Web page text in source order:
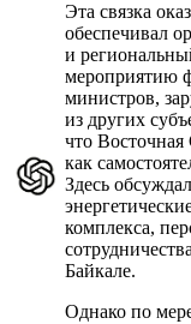
Эта связка
обеспечивал
и
мероприятию
министров,
из других
что Восточная
как
Здесь
комплекса,
Байкале.
Однако по